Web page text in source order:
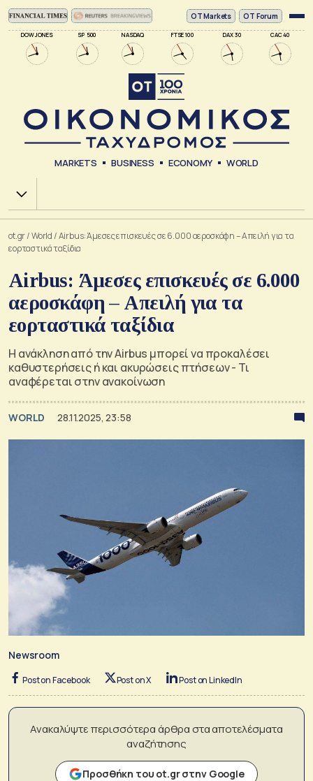
DOW JONES SP 500 NASDAQ FTSE 100 DAX 30 CAC 40
ΟΤ Markets OT Forum
MARKETS BUSINESS ECONOMY WORLD
Χ.Α.
ot.gr/World /Airbus: Άμεσες επισκευές σε 6.000 αεροσκάφη – Απειλή για τα
εορταστικά ταξίδια
Airbus: Άμεσες επισκευές σε 6.000
αεροσκάφη – Απειλή για τα
εορταστικά ταξίδια
Η ανάκληση από την Airbus μπορεί να προκαλέσει
καθυστερήσεις ή και ακυρώσεις πτήσεων - Τι
αναφέρεται στην ανακοίνωση
WORLD 28.11.2025, 23:58
Newsroom
Post on Facebook Post on X Post on LinkedIn
Ανακαλύψτε περισσότερα άρθρα στα αποτελέσματα
αναζήτησης
Προσθήκη του ot.gr στην Google